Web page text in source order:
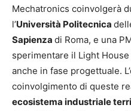
Mechatronics coinvolgerà
l’Università Politecnica
Sapienza di Roma, e una
sperimentare il Light
anche in fase progettuale.
coinvolgimento di queste
ecosistema industriale